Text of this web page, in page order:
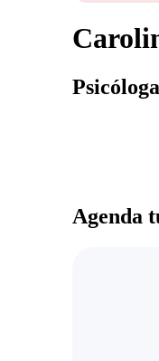
Psicóloga
Agenda